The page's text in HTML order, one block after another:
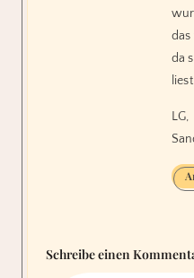
das
da
liest.
LG,
Schreibe einen